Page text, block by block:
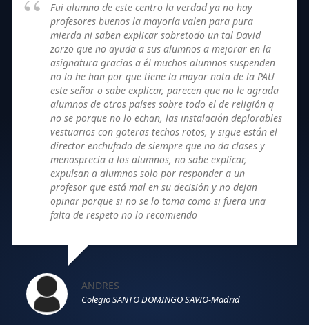
Fui alumno de este centro la verdad ya no hay
profesores buenos la mayoría valen para pura
mierda ni saben explicar sobretodo un tal David
zorzo que no ayuda a sus alumnos a mejorar en la
asignatura gracias a él muchos alumnos suspenden
no lo he han por que tiene la mayor nota de la PAU
este señor o sabe explicar, parecen que no le agrada
alumnos de otros países sobre todo el de religión q
no se porque no lo echan, las instalación deplorables
vestuarios con goteras techos rotos, y sigue están el
director enchufado de siempre que no da clases y
menosprecia a los alumnos, no sabe explicar,
expulsan a alumnos solo por responder a un
profesor que está mal en su decisión y no dejan
opinar porque si no se lo toma como si fuera una
falta de respeto no lo recomiendo
ANDRES
Colegio SANTO DOMINGO SAVIO-Madrid